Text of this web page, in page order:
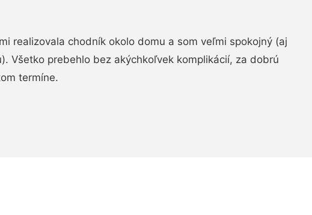
realizovala chodník okolo domu a som veľmi spokojný (aj
Všetko prebehlo bez akýchkoľvek komplikácií, za dobrú
termíne.